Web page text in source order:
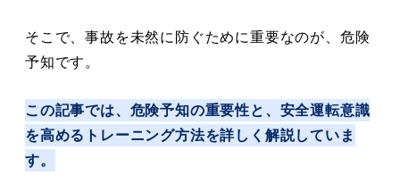
そこで、事故を未然に防ぐために重要なのが、危険
予知です。
この記事では、危険予知の重要性と、安全運転意識
を高めるトレーニング方法を詳しく解説していま
す。